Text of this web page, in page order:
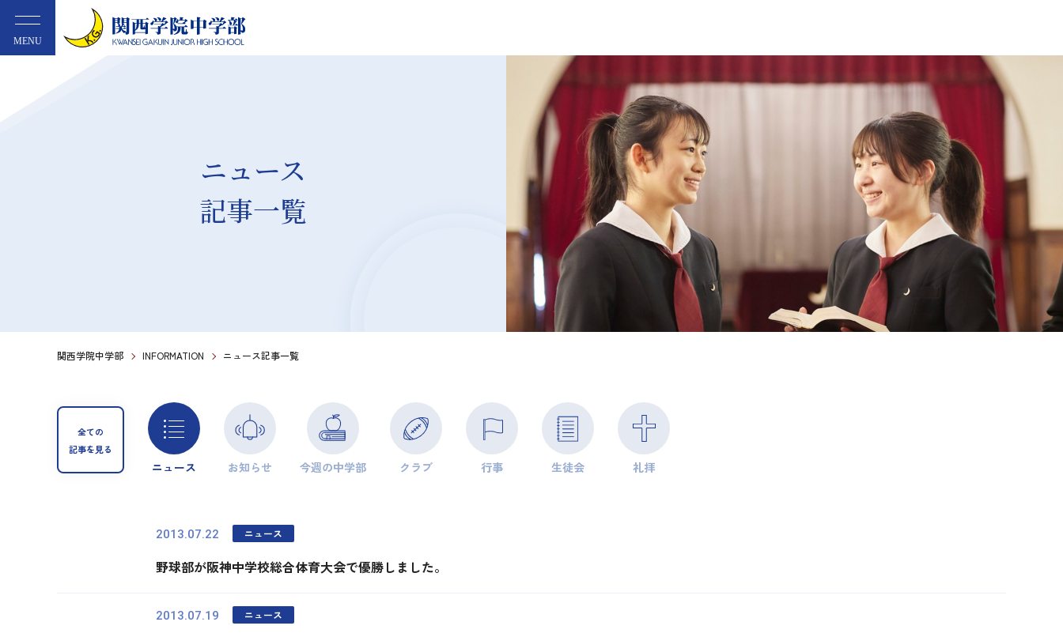
MENU
ニュース
記事一覧
関西学院中学部 INFORMATION ニュース記事一覧
全ての
記事を見る
ニュース お知らせ 今週の中学部 クラブ 行事 生徒会 礼拝
2013.07.22 ニュース
野球部が阪神中学校総合体育大会で優勝しました。
2013.07.19 ニュース